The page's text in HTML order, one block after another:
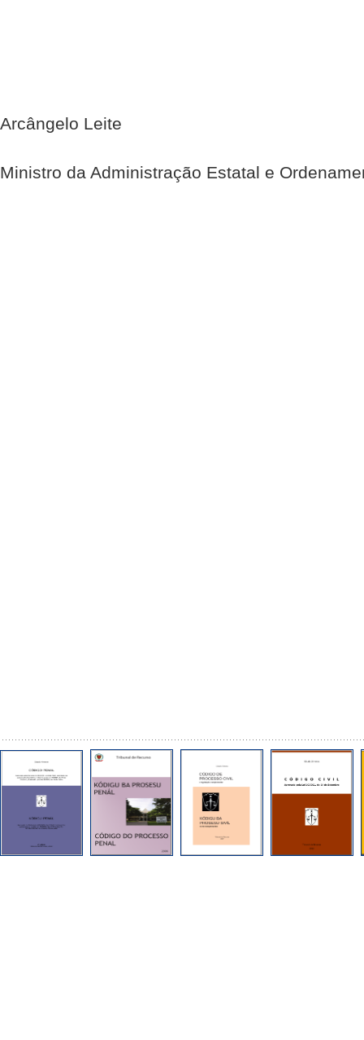
Arcângelo Leite
Ministro da Administração Estatal e